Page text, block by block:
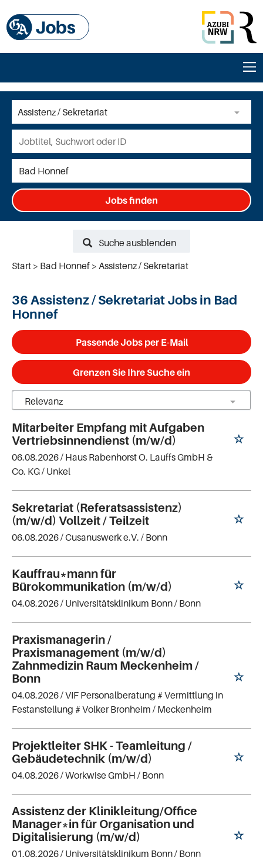
Jobs finden
Suche ausblenden
Start
Bad Honnef Assistenz / Sekretariat
36 Assistenz / Sekretariat Jobs in Bad
Honnef
Passende Jobs per E-Mail
Grenzen Sie Ihre Suche ein
Mitarbeiter Empfang mit Aufgaben
Vertriebsinnendienst (m/w/d)
06.08.2026 / Haus Rabenhorst O. Lauffs GmbH &
Co. KG/ Unkel
Sekretariat (Referatsassistenz)
(m/w/d) Vollzeit / Teilzeit
06.08.2026 /Cusanuswerk e.V. / Bonn
Kauffrau*mann für
Bürokommunikation (m/w/d)
04.08.2026 / Universitätsklinikum Bonn/ Bonn
Praxismanagerin /
Praxismanagement (m/w/d)
Zahnmedizin Raum Meckenheim /
Bonn
04.08.2026 /VIF Personalberatung # Vermittlung in
Festanstellung # Volker Bronheim / Meckenheim
Projektleiter SHK - Teamleitung /
Gebäudetechnik (m/w/d)
04.08.2026 /Workwise GmbH / Bonn
Assistenz der Klinikleitung/Office
Manager*in für Organisation und
Digitalisierung (m/w/d)
01.08.2026 / Universitätsklinikum Bonn/ Bonn